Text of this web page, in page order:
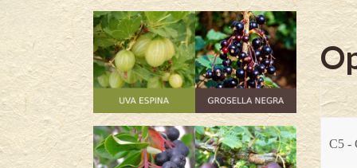
C5 -